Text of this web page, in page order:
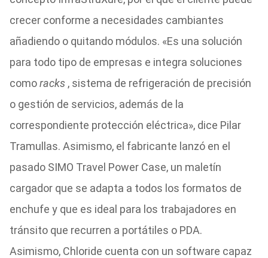
crecer conforme a necesidades cambiantes
añadiendo o quitando módulos. «Es una solución
para todo tipo de empresas e integra soluciones
comoracks, sistema de refrigeración de precisión
o gestión de servicios, además de la
correspondiente protección eléctrica», dice Pilar
Tramullas. Asimismo, el fabricante lanzó en el
pasado SIMO Travel Power Case, un maletín
cargador que se adapta a todos los formatos de
enchufe y que es ideal para los trabajadores en
tránsito que recurren a portátiles o PDA.
Asimismo, Chloride cuenta con un software capaz